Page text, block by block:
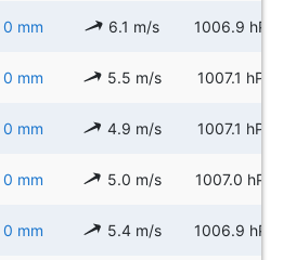
0 mm 6.1 m/s 1006.9 hPa
0 mm 5.5 m/s 1007.1 hPa
0 mm 4.9 m/s 1007.1 hPa
0 mm 5.0 m/s 1007.0 hPa
0 mm 5.4 m/s 1006.9 hPa